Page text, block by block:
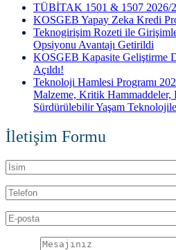
TÜBİTAK 1501 & 1507 2026/2.
KOSGEB Yapay Zeka Kredi
Teknogirişim Rozeti ile
Opsiyonu Avantajı Getirildi
KOSGEB Kapasite Geliştirme
Açıldı!
Teknoloji Hamlesi Programı
Malzeme, Kritik
Sürdürülebilir Yaşam
İletişim Formu